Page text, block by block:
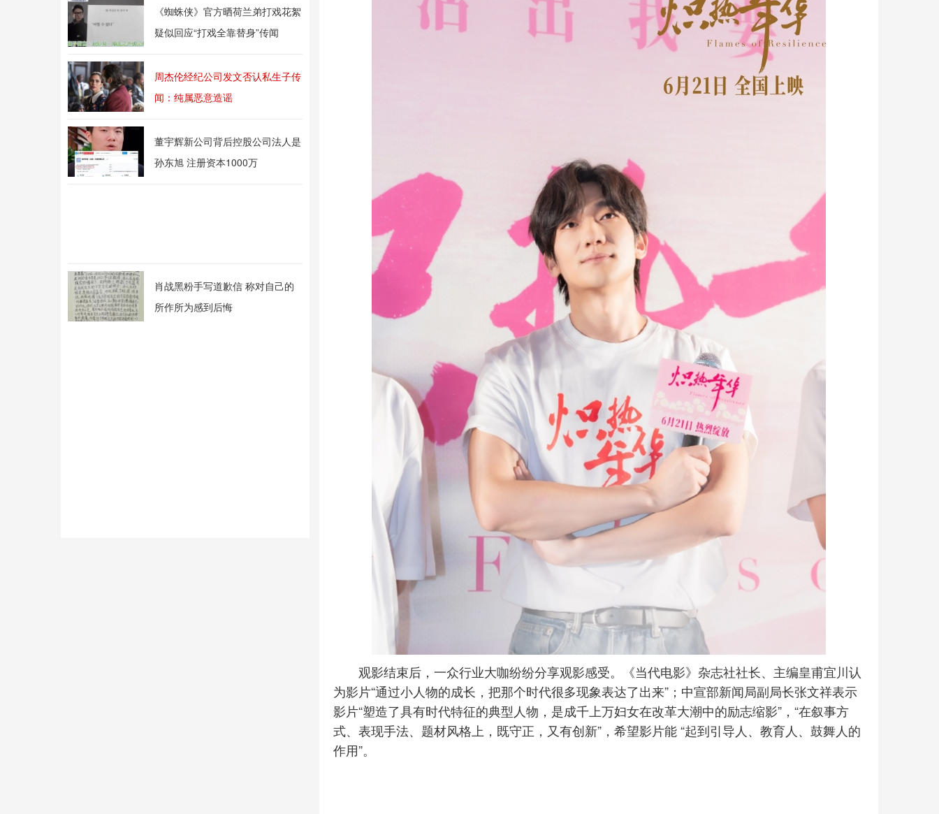
《蜘蛛侠》官方晒荷兰弟打戏花絮
疑似回应“打戏全靠替身”传闻
周杰伦经纪公司发文否认私生子传
闻：纯属恶意造谣
董宇辉新公司背后控股公司法人是
孙东旭 注册资本1000万
肖战黑粉手写道歉信 称对自己的
所作所为感到后悔
观影结束后，一众行业大咖纷纷分享观影感受。《当代电影》杂志社社长、主编皇甫宜川认
为影片“通过小人物的成长，把那个时代很多现象表达了出来”；中宣部新闻局副局长张文祥表示
影片“塑造了具有时代特征的典型人物，是成千上万妇女在改革大潮中的励志缩影”，“在叙事方
式、表现手法、题材风格上，既守正，又有创新”，希望影片能 “起到引导人、教育人、鼓舞人的
作用”。